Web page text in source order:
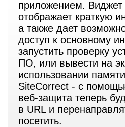
приложением. Виджет
отображает краткую
а также дает
доступ к основному
запустить проверку
ПО, или вывести на
использовании
SiteCorrect - с
веб-защита теперь
в URL и
посетить.